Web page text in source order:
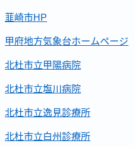
韮崎市HP
甲府地方気象台ホームページ
北杜市立甲陽病院
北杜市立塩川病院
北杜市立逸見診療所
北杜市立白州診療所